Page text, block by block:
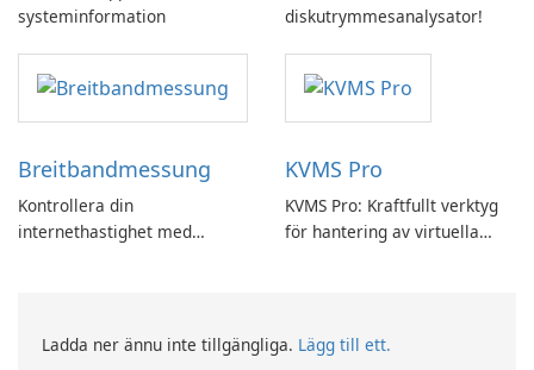
systeminformation
diskutrymmesanalysator!
Breitbandmessung
Kontrollera din
internethastighet med
KVMS Pro
KVMS Pro: Kraftfullt verktyg
för hantering av virtuella
Ladda ner ännu inte tillgängliga. Lägg till ett.